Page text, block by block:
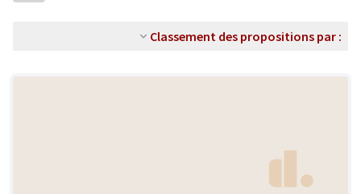
Classement des propositions par :